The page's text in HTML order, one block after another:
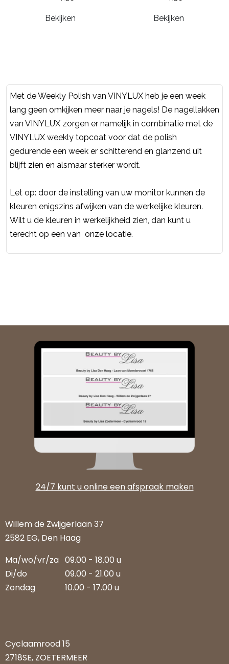
Bekijken Bekijken
Met de Weekly Polish van VINYLUX heb je een week
lang geen omkijken meer naar je nagels! De nagellakken
van VINYLUX zorgen er namelijk in combinatie met de
VINYLUX weekly topcoat voor dat de polish
gedurende een week er schitterend en glanzend uit
blijft zien en alsmaar sterker wordt.
Let op: door de instelling van uw monitor kunnen de
kleuren enigszins afwijken van de werkelijke kleuren.
Wilt u de kleuren in werkelijkheid zien, dan kunt u
terecht op een van onze locatie.
24/7 kunt u online een afspraak maken
Willem de Zwijgerlaan 37
2582 EG, Den Haag
Ma/wo/vr/za 09.00 - 18.00 u
Di/do
09.00 - 21.00 u
Zondag
10.00 - 17.00 u
Cyclaamrood 15
2718SE, ZOETERMEER